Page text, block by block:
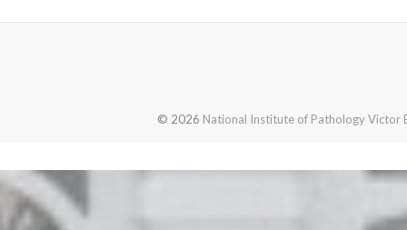
© 2026 National Institute of Pathology Victor